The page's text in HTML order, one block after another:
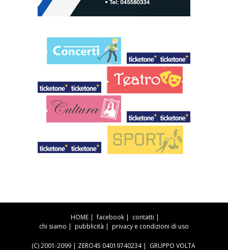
HOME | facebook | contatti |
chi siamo | pubblicità | privacy e condizioni di uso
(C) 2001-2099 | ZERO45 04019740234 | GRUPPO VOLTA